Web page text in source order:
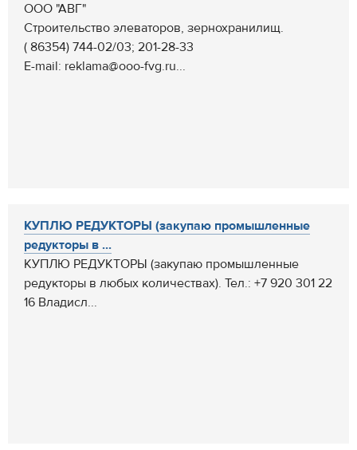
ООО "АВГ"
Строительство элеваторов, зернохранилищ.
( 86354) 744-02/03; 201-28-33
E-mail: reklama@ooo-fvg.ru...
КУПЛЮ РЕДУКТОРЫ (закупаю промышленные
редукторы в ...
КУПЛЮ РЕДУКТОРЫ (закупаю промышленные
редукторы в любых количествах). Тел.: +7 920 301 22
16 Владисл...